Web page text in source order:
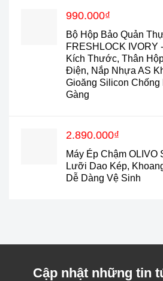
Bộ Hộp Bảo Quản
FRESHLOCK IVORY
Kích Thước, Thân
Điện, Nắp Nhựa AS
Gioăng Silicon Chống
Gàng
Giá
là:
1.450.000₫.
990.000₫
Giá
tại
là:
990.000₫.
Máy Ép Chậm OLIVO
Lưỡi Dao Kép,
Dễ Dàng Vệ Sinh
Giá
là:
3.489.000₫.
2.890.000₫
Giá
tại
là:
2.890.000₫.
Cập nhật những tin